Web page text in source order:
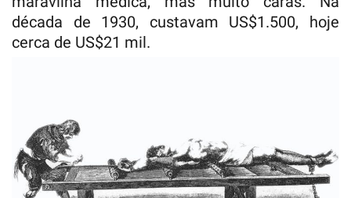
década de 1930, custavam US$1.500, hoje
cerca de US$21 mil.